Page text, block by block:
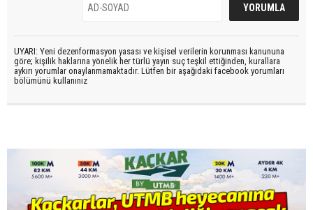
UYARI: Yeni dezenformasyon yasası ve kişisel verilerin korunması kanununa
göre; kişilik haklarına yönelik her türlü yayın suç teşkil ettiğinden, kurallara
aykırı yorumlar onaylanmamaktadır. Lütfen bir aşağıdaki facebook yorumları
bölümünü kullanınız